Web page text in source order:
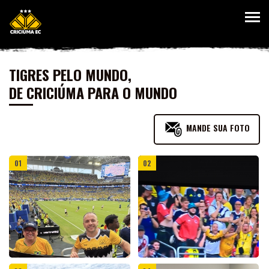
HOME
TIGRES PELO MUNDO,
DE CRICIÚMA PARA O MUNDO
MANDE SUA FOTO
01 02